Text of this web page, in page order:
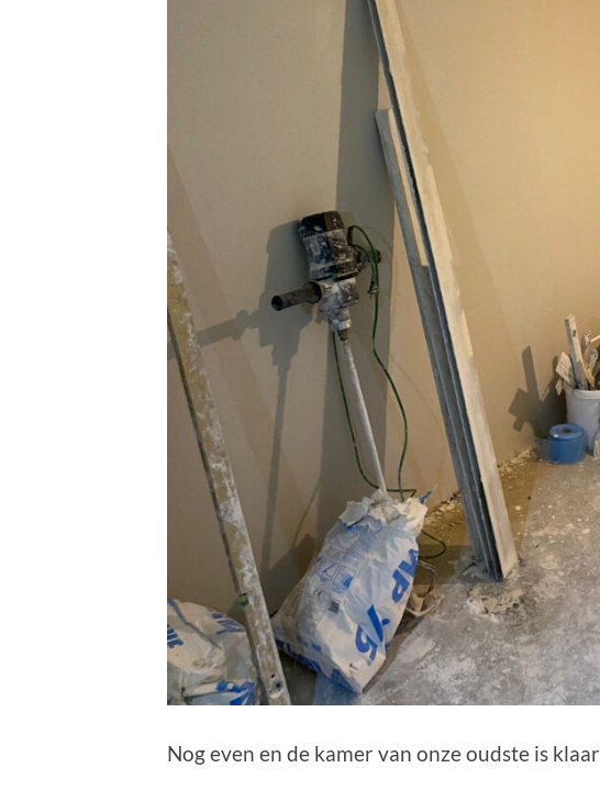
Nog even en de kamer van onze oudste is klaar